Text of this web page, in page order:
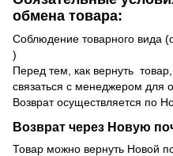
обмена товара:
Соблюдение товарного вида
)
Перед тем, как вернуть
связаться с менеджером для
Возврат осуществляется по
Возврат через Новую
Товар можно вернуть Новой